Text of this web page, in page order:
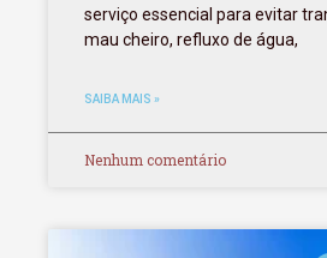
serviço essencial para evitar
mau cheiro, refluxo de água,
SAIBA MAIS »
Nenhum comentário